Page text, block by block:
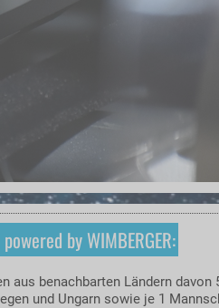
by WIMBERGER:
aus benachbarten Ländern
und Ungarn sowie je 1